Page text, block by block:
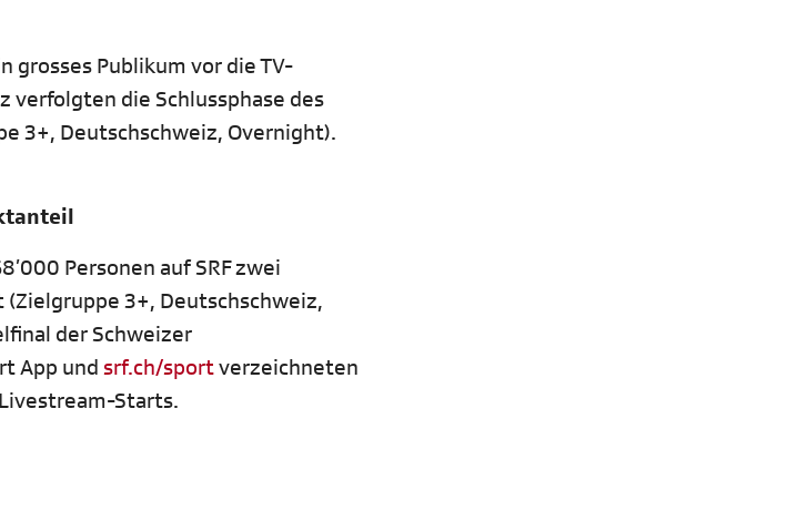
Publikum vor die TV-
verfolgten die Schlussphase des
3+, Deutschschweiz, Overnight).
Personen auf SRF zwei
3+, Deutschschweiz,
der Schweizer
App und srf.ch/sportverzeichneten
Starts.